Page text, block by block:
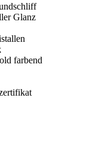
Glanz
farbend